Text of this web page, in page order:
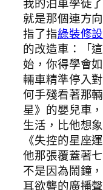
我的泊車學徒
就是那個連方
指了指綠裝修
的改造車：「
始，你得學會
輛車精準停入
何手殘看著那
星》的嬰兒車
生活，比他想
《失控的星座
他那張覆蓋著
不是因為鬧鐘
耳欲聾的廣播